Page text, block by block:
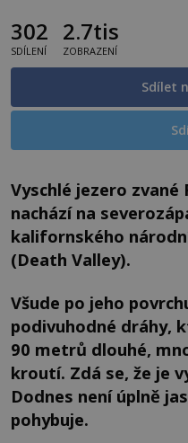
302
SDÍLENÍ
2.7tis
ZOBRAZENÍ
Sdílet
Vyschlé jezero zvané
nachází na
kalifornského
(Death Valley).
Všude po jeho
podivuhodné dráhy,
90 metrů dlouhé,
kroutí. Zdá se, že je
Dodnes není úplně
pohybuje.